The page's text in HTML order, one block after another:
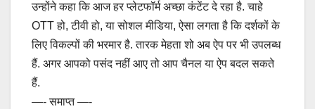
उन्होंने कहा कि आज हर प्लेटफॉर्म अच्छा कंटेंट दे रहा है. चाहे
OTT हो, टीवी हो, या सोशल मीडिया, ऐसा लगता है कि दर्शकों के
लिए विकल्पों की भरमार है. तारक मेहता शो अब ऐप पर भी उपलब्ध
हैं. अगर आपको पसंद नहीं आए तो आप चैनल या ऐप बदल सकते
हैं.
—- समाप्त —-